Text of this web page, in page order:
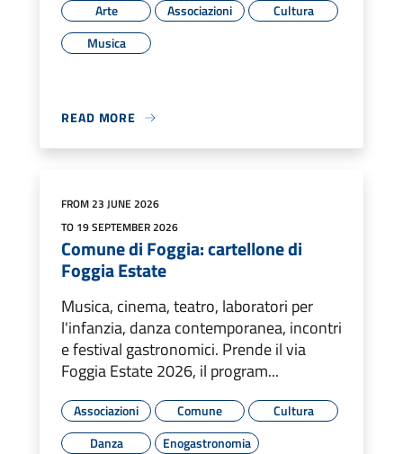
Arte Associazioni
Cultura
Musica
READ MORE
FROM 23 JUNE 2026
TO 19 SEPTEMBER 2026
Comune di Foggia: cartellone di
Foggia Estate
Musica, cinema, teatro, laboratori per
l'infanzia, danza contemporanea, incontri
e festival gastronomici. Prende il via
Foggia Estate 2026, il program...
Associazioni Comune
Cultura
Danza
Enogastronomia